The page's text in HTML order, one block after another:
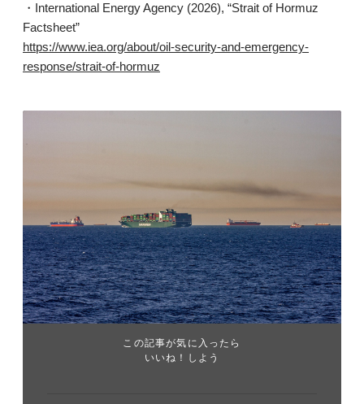
・International Energy Agency (2026), “Strait of Hormuz
Factsheet”
https://www.iea.org/about/oil-security-and-emergency-
response/strait-of-hormuz
この記事が気に入ったら
いいね！しよう